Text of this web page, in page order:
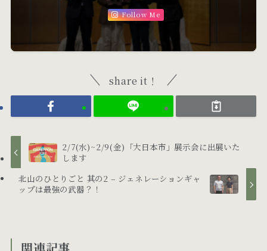
Follow Me
share it！
2/7(水)~2/9(金)「大日本市」展示会に出展いた
します
北山のひとりごと 其の2 – ジェネレーションギャ
ップは最強の武器？！